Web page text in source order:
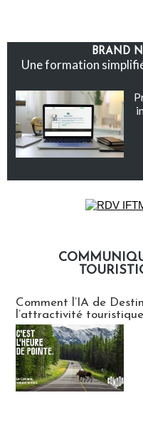
BRAND
Une formation
Comment l’IA de
l’attractivité touristique